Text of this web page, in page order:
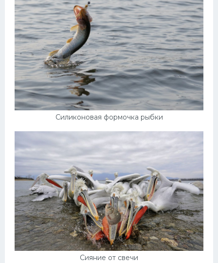
Силиконовая формочка рыбки
Сияние от свечи